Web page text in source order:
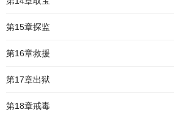
第15章探监
第16章救援
第17章出狱
第18章戒毒